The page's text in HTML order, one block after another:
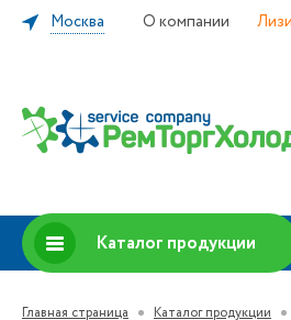
Москва О компании
Каталог продукции
Главная страница Каталог продукции